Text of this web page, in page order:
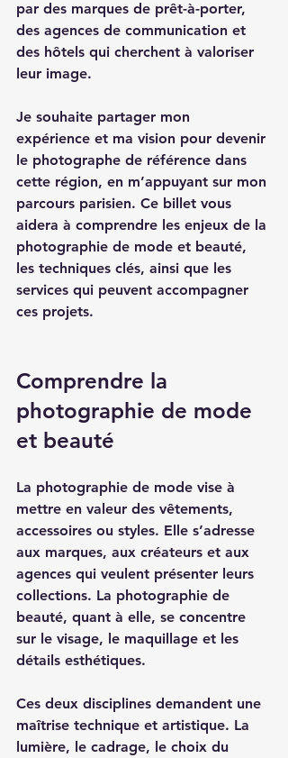
par des marques de prêt-à-porter,
des agences de communication et
des hôtels qui cherchent à valoriser
leur image.
Je souhaite partager mon
expérience et ma vision pour devenir
le photographe de référence dans
cette région, en m’appuyant sur mon
parcours parisien. Ce billet vous
aidera à comprendre les enjeux de la
photographie de mode et beauté,
les techniques clés, ainsi que les
services qui peuvent accompagner
ces projets.
Comprendre la
photographie de mode
et beauté
La photographie de mode vise à
mettre en valeur des vêtements,
accessoires ou styles. Elle s’adresse
aux marques, aux créateurs et aux
agences qui veulent présenter leurs
collections. La photographie de
beauté, quant à elle, se concentre
sur le visage, le maquillage et les
détails esthétiques.
Ces deux disciplines demandent une
maîtrise technique et artistique. La
lumière, le cadrage, le choix du